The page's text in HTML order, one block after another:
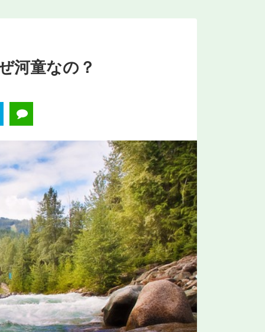
河童なの？